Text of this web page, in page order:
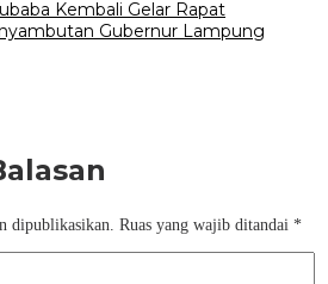
Kembali Gelar Rapat
Gubernur Lampung
dipublikasikan. Ruas yang wajib ditandai *